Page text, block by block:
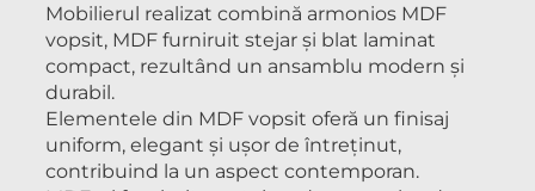
Mobilierul realizat combină armonios MDF
vopsit, MDF furniruit stejar și blat laminat
compact, rezultând un ansamblu modern și
durabil.
Elementele din MDF vopsit oferă un finisaj
uniform, elegant și ușor de întreținut,
contribuind la un aspect contemporan.